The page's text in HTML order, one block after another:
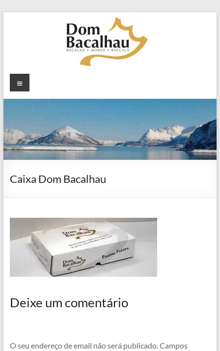
Dom
Bacalhau
Bacalhau
o
sabor
tradição
Menu
Caixa Dom Bacalhau
Deixe um comentário
O seu endereço de email não será publicado.Campos